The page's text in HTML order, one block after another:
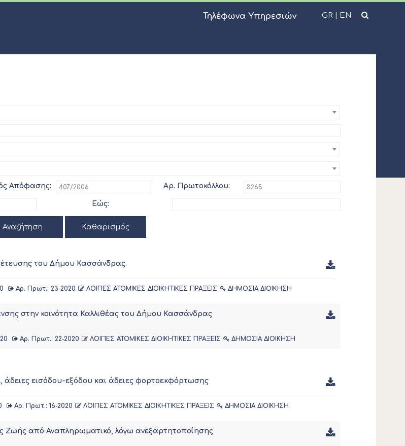
Τηλέφωνα Υπηρεσιών GR | EN
Απόφασης: Αρ. Πρωτοκόλλου:
Εώς:
Αναζήτηση Καθαρισμός
του Δήμου Κασσάνδρας.
Αρ. Πρωτ.: 23-2020 ΛΟΙΠΕΣ ΑΤΟΜΙΚΕΣ ΔΙΟΙΚΗΤΙΚΕΣ ΠΡΑΞΕΙΣ ΔΗΜΟΣΙΑ ΔΙΟΙΚΗΣΗ
στην κοινότητα Καλλιθέας του Δήμου Κασσάνδρας
Αρ. Πρωτ.: 22-2020 ΛΟΙΠΕΣ ΑΤΟΜΙΚΕΣ ΔΙΟΙΚΗΤΙΚΕΣ ΠΡΑΞΕΙΣ ΔΗΜΟΣΙΑ ΔΙΟΙΚΗΣΗ
εισόδου-εξόδου και άδειες φορτοεκφόρτωσης
Αρ. Πρωτ.: 16-2020 ΛΟΙΠΕΣ ΑΤΟΜΙΚΕΣ ΔΙΟΙΚΗΤΙΚΕΣ ΠΡΑΞΕΙΣ ΔΗΜΟΣΙΑ ΔΙΟΙΚΗΣΗ
Ζωής από Αναπληρωματικό, λόγω ανεξαρτητοποίησης